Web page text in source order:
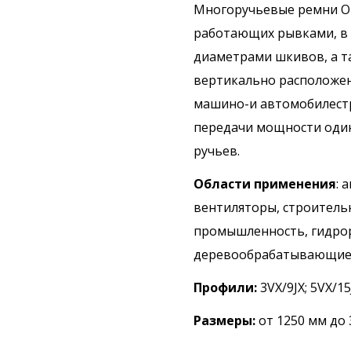
Многоручьевые ремни
работающих рывками, в
диаметрами шкивов, а
вертикально
машино-и
передачи мощности
ручьев.
Области применения:
вентиляторы,
промышленность,
Профили:3VX/9JX; 5VX/
Размеры:от 1250 мм до